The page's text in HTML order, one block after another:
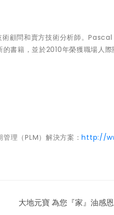
顧問和賣方技術分析師。
書籍，並於2010年榮獲職場人際
管理（PLM）解決方案：http://
大地元寶 為您『家』油感